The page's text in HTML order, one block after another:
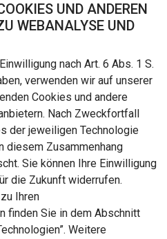
UND ANDEREN
WEBANALYSE UND
nach Art. 6 Abs. 1 S.
verwenden wir auf unserer
Cookies und andere
Nach Zweckfortfall
der jeweiligen Technologie
diesem Zusammenhang
Sie können Ihre Einwilligung
die Zukunft widerrufen.
Ihren
finden Sie in dem Abschnitt
Weitere